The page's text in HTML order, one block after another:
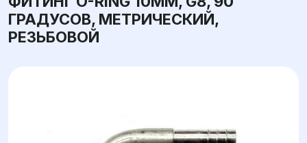
ГРАДУСОВ, МЕТРИЧЕСКИЙ,
РЕЗЬБОВОЙ